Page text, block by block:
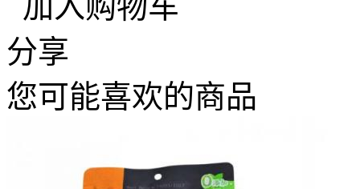
分享
您可能喜欢的商品